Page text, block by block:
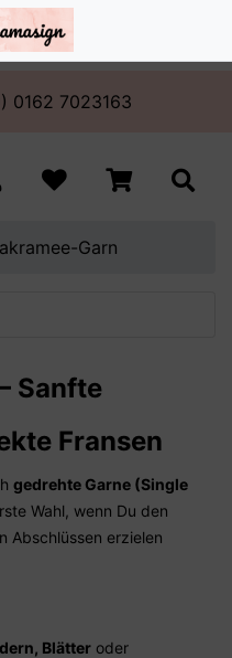
0162 7023163
Garn
Sanfte
Fransen
gedrehte Garne (Single
Wahl, wenn Du den
Abschlüssen erzielen
Blätter oder